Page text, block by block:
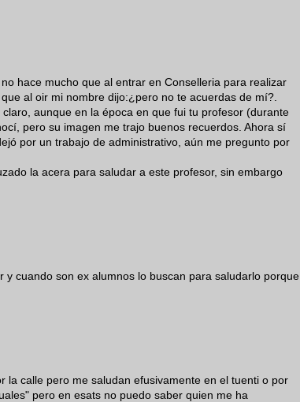
hace mucho que al entrar en Conselleria para realizar
al oir mi nombre dijo:¿pero no te acuerdas de mí?.
aunque en la época en que fui tu profesor (durante
pero su imagen me trajo buenos recuerdos. Ahora sí
por un trabajo de administrativo, aún me pregunto por
la acera para saludar a este profesor, sin embargo
cuando son ex alumnos lo buscan para saludarlo porque
la calle pero me saludan efusivamente en el tuenti o por
pero en esats no puedo saber quien me ha